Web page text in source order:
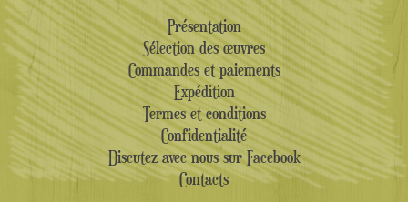
Présentation
Sélection des œuvres
Commandes et paiements
Expédition
Termes et conditions
Confidentialité
Discutez avec nous sur Facebook
Contacts